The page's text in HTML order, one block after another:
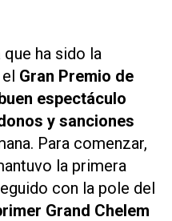
que ha sido la
Gran Premio de
espectáculo
y sanciones
Para comenzar,
la primera
con la pole del
Grand Chelem